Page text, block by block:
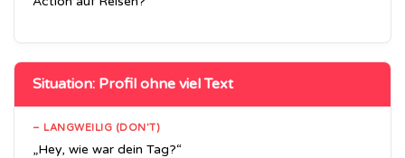
Situation: Profil ohne viel Text
– LANGWEILIG (DON’T)
„Hey, wie war dein Tag?“